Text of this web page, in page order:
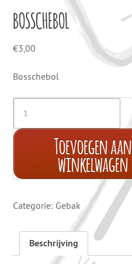
BOSSCHEBOL
€3,00
Bosschebol
Toevoegen aan
winkelwagen
Categorie: Gebak
Beschrijving